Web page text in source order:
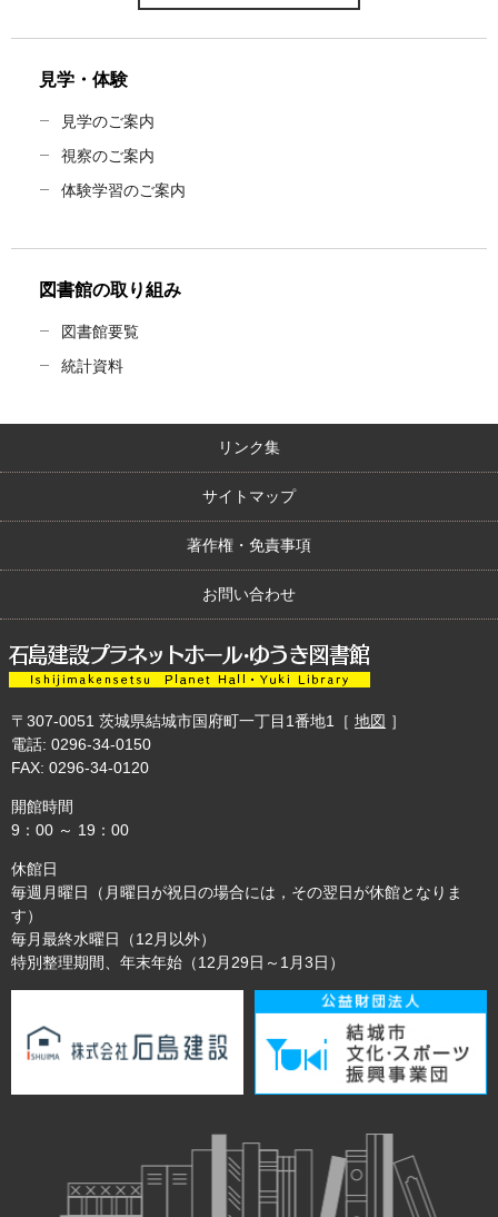
見学・体験
見学のご案内
視察のご案内
体験学習のご案内
図書館の取り組み
図書館要覧
統計資料
リンク集
サイトマップ
著作権・免責事項
お問い合わせ
〒307-0051 茨城県結城市国府町一丁目1番地1 ［ 地図 ］
電話: 0296-34-0150
FAX: 0296-34-0120
開館時間
9：00 ～ 19：00
休館日
毎週月曜日（月曜日が祝日の場合には，その翌日が休館となりま
す）
毎月最終水曜日（12月以外）
特別整理期間、年末年始（12月29日～1月3日）